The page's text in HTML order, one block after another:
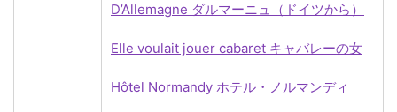
D’Allemagne ダルマーニュ（ドイツから）
Elle voulait jouer cabaret キャバレーの女
Hôtel Normandy ホテル・ノルマンディ